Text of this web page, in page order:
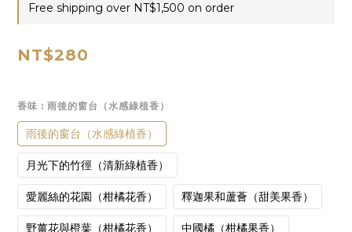
Free shipping over NT$1,500 on order
NT$280
香味 : 雨後的窗台（水感綠植香）
雨後的窗台（水感綠植香）
月光下的竹徑（清新綠植香）
愛麗絲的花園（柑橘花香） 釋迦果和蘆薈（甜美果香）
野薑花與橙葉（柑橘花香） 中國橘（柑橘果香）